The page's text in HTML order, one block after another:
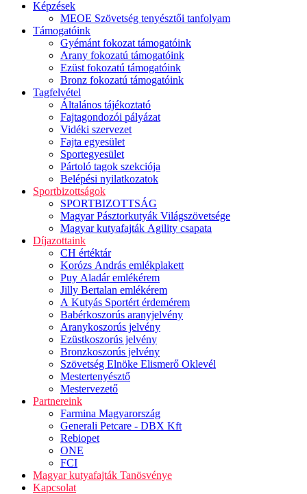
Képzések
MEOE Szövetség tenyésztői tanfolyam
Támogatóink
Gyémánt fokozat támogatóink
Arany fokozatú támogatóink
Ezüst fokozatú támogatóink
Bronz fokozatú támogatóink
Tagfelvétel
Általános tájékoztató
Fajtagondozói pályázat
Vidéki szervezet
Fajta egyesület
Sportegyesület
Pártoló tagok szekciója
Belépési nyilatkozatok
Sportbizottságok
SPORTBIZOTTSÁG
Magyar Pásztorkutyák Világszövetsége
Magyar kutyafajták Agility csapata
Díjazottaink
CH értéktár
Korózs András emlékplakett
Puy Aladár emlékérem
Jilly Bertalan emlékérem
A Kutyás Sportért érdemérem
Babérkoszorús aranyjelvény
Aranykoszorús jelvény
Ezüstkoszorús jelvény
Bronzkoszorús jelvény
Szövetség Elnöke Elismerő Oklevél
Mestertenyésztő
Mestervezető
Partnereink
Farmina Magyarország
Generali Petcare - DBX Kft
Rebiopet
ONE
FCI
Magyar kutyafajták Tanösvénye
Kapcsolat